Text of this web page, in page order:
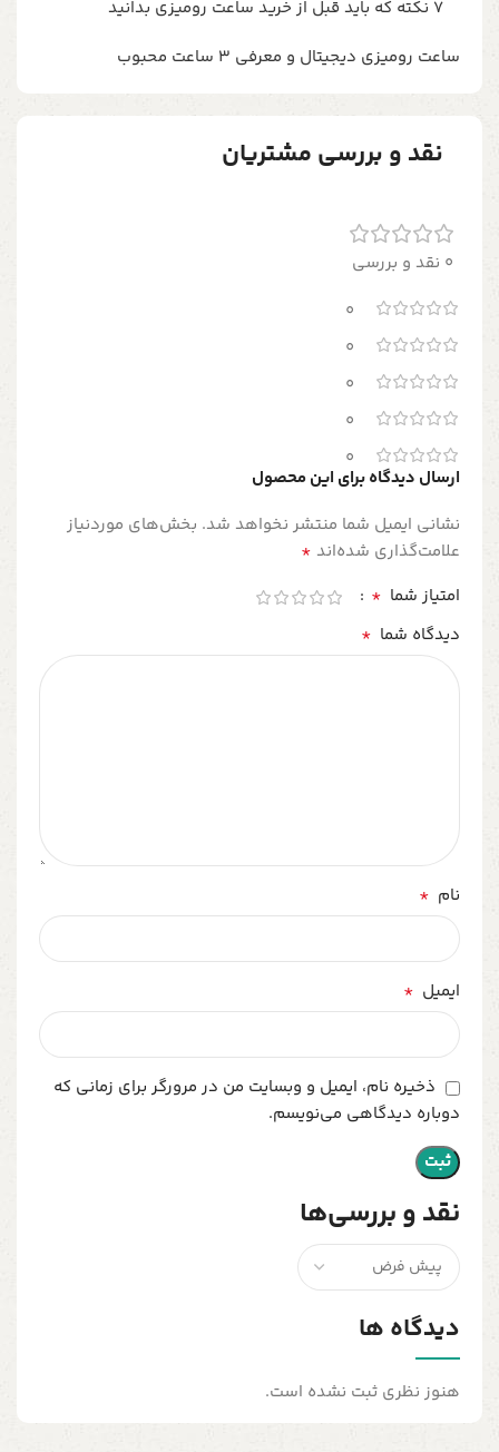
7 نکته که باید قبل از خرید ساعت رومیزی بدانید
ساعت رومیزی دیجیتال و معرفی 3 ساعت محبوب
نقد و بررسی مشتریان
0 نقد و بررسی
0
0
0
0
0
نقد و بررسی‌ها
دیدگاه ها
هنوز نظری ثبت نشده است.
ارسال دیدگاه برای این محصول
نشانی ایمیل شما منتشر نخواهد شد. بخش‌های موردنیاز
علامت‌گذاری شده‌اند *
امتیاز شما *
دیدگاه شما *
نام *
ایمیل *
ذخیره نام، ایمیل و وبسایت من در مرورگر برای زمانی که
دوباره دیدگاهی می‌نویسم.